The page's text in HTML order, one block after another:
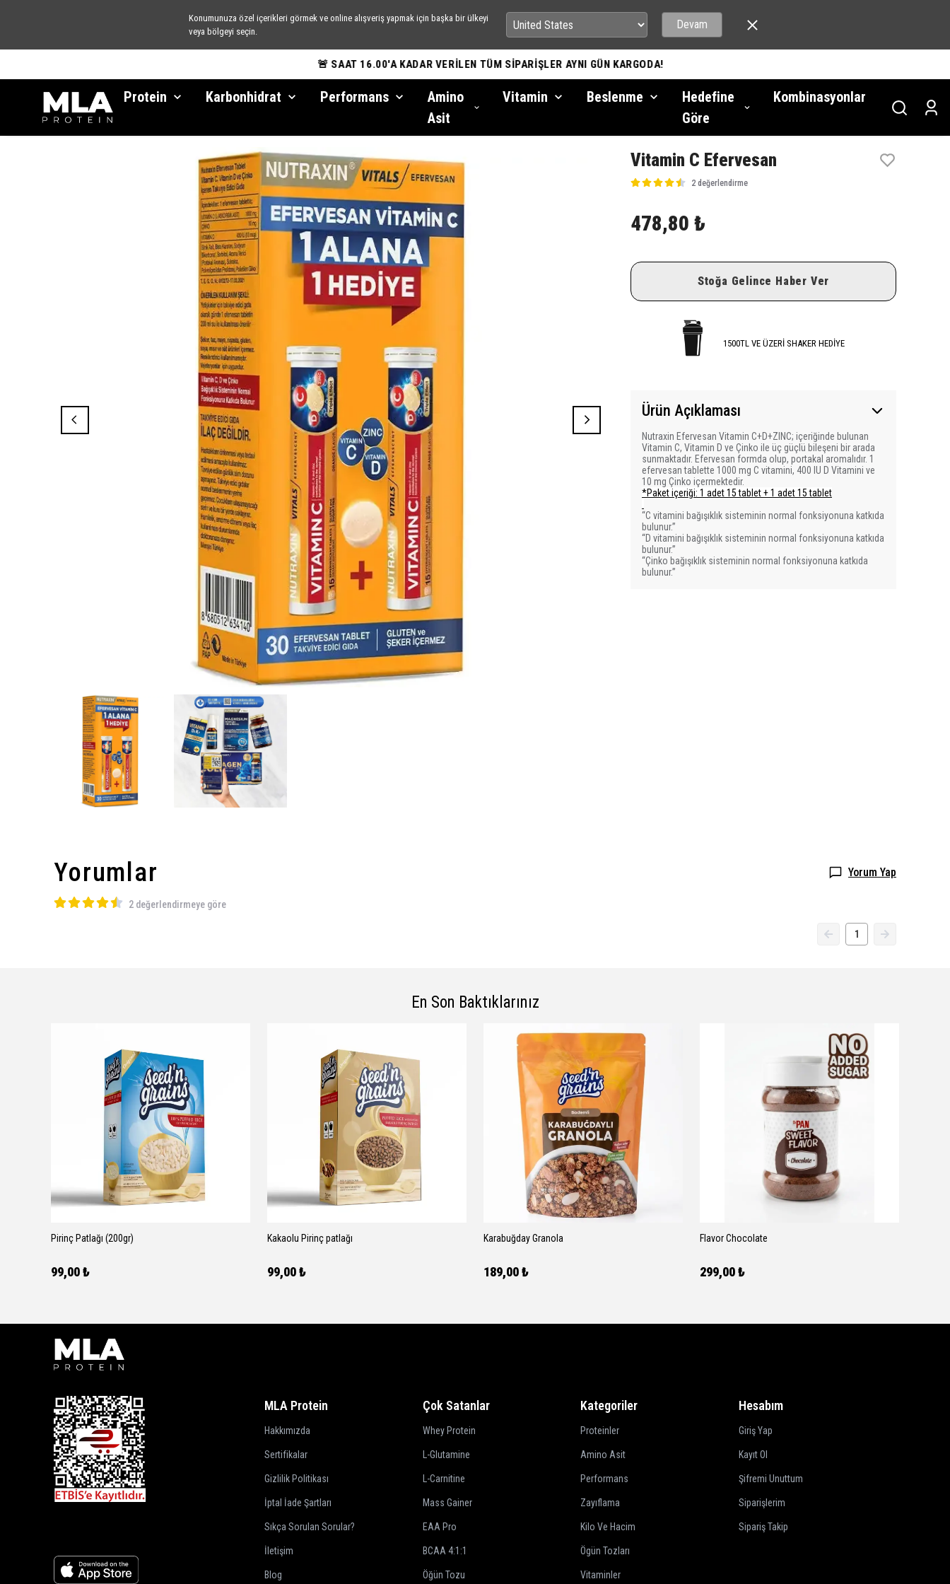
Konumunuza özel içerikleri görmek ve online alışveriş yapmak için başka bir ülkeyi
veya bölgeyi seçin.
Devam
🚨 SAAT 16.00'A KADAR VERİLEN TÜM SİPARİŞLER AYNI GÜN KARGODA!
Protein Karbonhidrat Performans
Amino
Asit
Vitamin Beslenme
Hedefine
Göre
Kombinasyonlar
Vitamin C Efervesan
2 değerlendirme
478,80 ₺
Stoğa Gelince Haber Ver
1500TL VE ÜZERİ SHAKER HEDİYE
Ürün Açıklaması
Nutraxin Efervesan Vitamin C+D+ZINC; içeriğinde bulunan
Vitamin C, Vitamin D ve Çinko ile üç güçlü bileşeni bir arada
sunmaktadır. Efervesan formda olup, portakal aromalıdır. 1
efervesan tablette 1000 mg C vitamini, 400 IU D Vitamini ve
10 mg Çinko içermektedir.
*Paket içeriği: 1 adet 15 tablet + 1 adet 15 tablet
“C vitamini bağışıklık sisteminin normal fonksiyonuna katkıda
bulunur.”
“D vitamini bağışıklık sisteminin normal fonksiyonuna katkıda
bulunur.”
“Çinko bağışıklık sisteminin normal fonksiyonuna katkıda
bulunur.”
Yorumlar Yorum Yap
2 değerlendirmeye göre
1
En Son Baktıklarınız
Pirinç Patlağı (200gr)
99,00 ₺
Kakaolu Pirinç patlağı
99,00 ₺
Karabuğday Granola
189,00 ₺
Flavor Chocolate
299,00 ₺
MLA Protein
Hakkımızda
Sertifikalar
Gizlilik Politikası
İptal İade Şartları
Sıkça Sorulan Sorular?
İletişim
Blog
Çok Satanlar
Whey Protein
L-Glutamine
L-Carnitine
Mass Gainer
EAA Pro
BCAA 4:1:1
Öğün Tozu
Kategoriler
Proteinler
Amino Asit
Performans
Zayıflama
Kilo Ve Hacim
Ögün Tozları
Vitaminler
Hesabım
Giriş Yap
Kayıt Ol
Şifremi Unuttum
Siparişlerim
Sipariş Takip